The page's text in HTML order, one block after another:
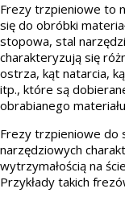
Frezy trzpieniowe to
się do obróbki
stopowa, stal
charakteryzują się
ostrza, kąt natarcia,
itp., które są
obrabianego
Frezy trzpieniowe do
narzędziowych
wytrzymałością na
Przykłady takich